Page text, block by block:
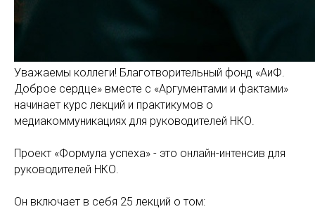
Уважаемы коллеги! Благотворительный фонд «АиФ.
Доброе сердце» вместе с «Аргументами и фактами»
начинает курс лекций и практикумов о
медиакоммуникациях для руководителей НКО.
Проект «Формула успеха» - это онлайн-интенсив для
руководителей НКО.
Он включает в себя 25 лекций о том: